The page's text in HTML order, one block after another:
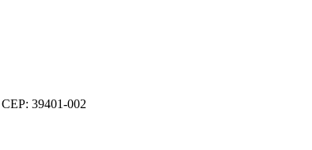
39401-002